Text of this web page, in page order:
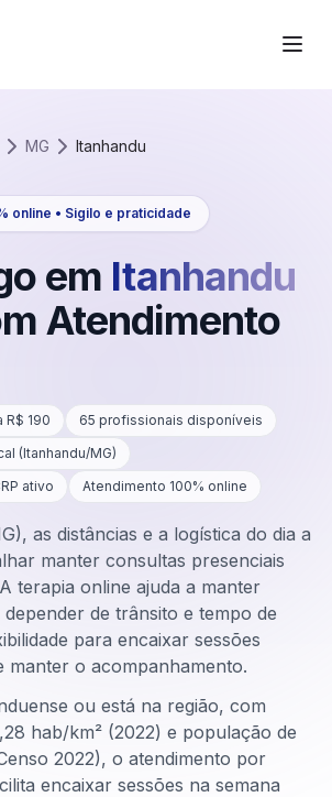
MG Itanhandu
online • Sigilo e praticidade
em Itanhandu
Atendimento
R$ 190 65 profissionais disponíveis
(Itanhandu/MG)
ativo
Atendimento 100% online
as distâncias e a logística do dia a
manter consultas presenciais
terapia online ajuda a manter
depender de trânsito e tempo de
para encaixar sessões
manter o acompanhamento.
ou está na região, com
hab/km² (2022) e população de
2022), o atendimento por
encaixar sessões na semana